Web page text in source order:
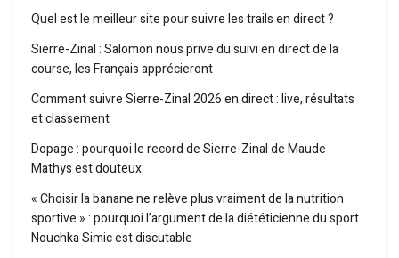
Quel est le meilleur site pour suivre les trails en direct ?
Sierre-Zinal : Salomon nous prive du suivi en direct de la
course, les Français apprécieront
Comment suivre Sierre-Zinal 2026 en direct : live, résultats
et classement
Dopage : pourquoi le record de Sierre-Zinal de Maude
Mathys est douteux
« Choisir la banane ne relève plus vraiment de la nutrition
sportive » : pourquoi l’argument de la diététicienne du sport
Nouchka Simic est discutable